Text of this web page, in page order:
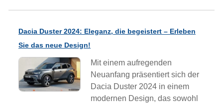
Dacia Duster 2024: Eleganz, die begeistert – Erleben
Sie das neue Design!
Mit einem aufregenden
Neuanfang präsentiert sich der
Dacia Duster 2024 in einem
modernen Design, das sowohl